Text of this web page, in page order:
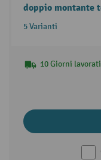
doppio montante
5 Varianti
10 Giorni